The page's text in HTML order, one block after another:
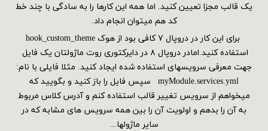
یک قالب مجزا تعیین کنید. اما همه این کارها را به سادگی با چند خط
کد هم می‎توان انجام داد.
برای این کار در دروپال ۷ کافی بود از هوک hook_custom_theme
استفاده کنید.امادر دروپال ۸ در دایرکتوری روت ماژولتان یک فایل
جهت معرفی سرویسهای استفاده شده ایجاد کنید. مثلا فایلی با نام:
myModule.services.yml سپس فایل را باز کنید و بگویید که
میخواهم از سرویس تغییر قالب استفاده کنم و آدرس کلاس مربوط
به آن را بدهم و اولویت آن را بین همه سرویس های مشابه که در
سایر ماژولها...